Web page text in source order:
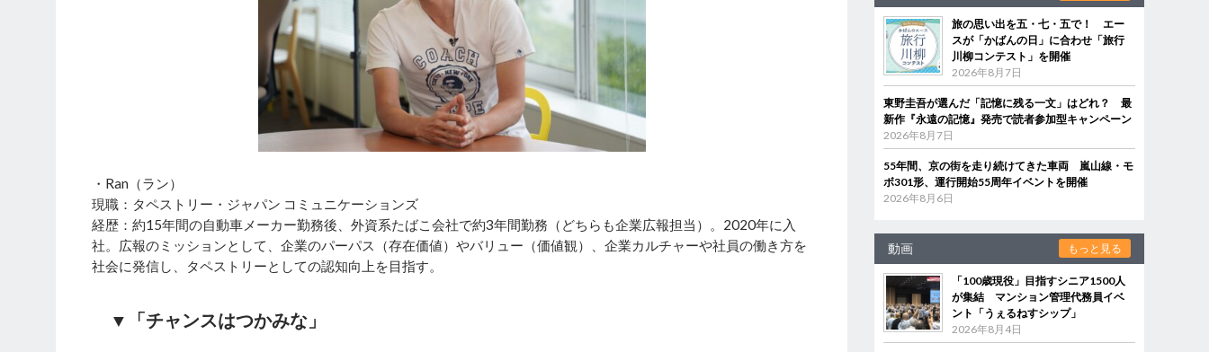
・Ran（ラン）
現職：タペストリー・ジャパン コミュニケーションズ
経歴：約15年間の自動車メーカー勤務後、外資系たばこ会社で約3年間勤務（どちらも企業広報担当）。2020年に入
社。広報のミッションとして、企業のパーパス（存在価値）やバリュー（価値観）、企業カルチャーや社員の働き方を
社会に発信し、タペストリーとしての認知向上を目指す。
▼「チャンスはつかみな」
旅の思い出を五・七・五で！ エー
スが「かばんの日」に合わせ「旅行
川柳コンテスト」を開催
2026年8月7日
東野圭吾が選んだ「記憶に残る一文」はどれ？ 最
新作『永遠の記憶』発売で読者参加型キャンペーン
2026年8月7日
55年間、京の街を走り続けてきた車両 嵐山線・モ
ボ301形、運行開始55周年イベントを開催
2026年8月6日
動画 もっと見る
「100歳現役」目指すシニア1500人
が集結 マンション管理代務員イベ
ント「うぇるねすシップ」
2026年8月4日